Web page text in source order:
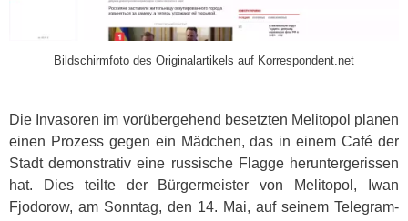
Bildschirmfoto des Originalartikels auf Korrespondent.net
Die Invasoren im vorübergehend besetzten Melitopol planen
einen Prozess gegen ein Mädchen, das in einem Café der
Stadt demonstrativ eine russische Flagge heruntergerissen
hat. Dies teilte der Bürgermeister von Melitopol, Iwan
Fjodorow, am Sonntag, den 14. Mai, auf seinem Telegram-